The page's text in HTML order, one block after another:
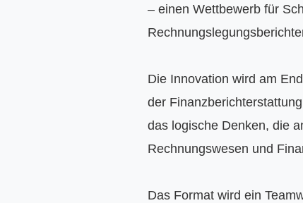
– einen Wettbewerb für
Die Innovation wird am
der
das logische Denken, die
Rechnungswesen und
Das Format wird ein